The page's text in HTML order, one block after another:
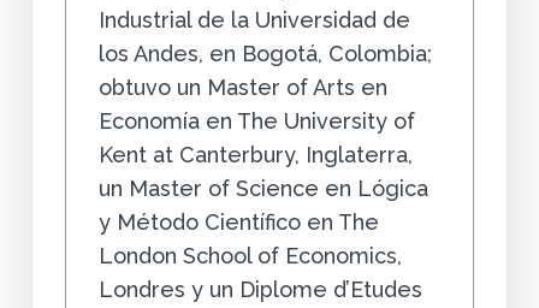
Industrial de la Universidad de
los Andes, en Bogotá, Colombia;
obtuvo un Master of Arts en
Economía en The University of
Kent at Canterbury, Inglaterra,
un Master of Science en Lógica
y Método Científico en The
London School of Economics,
Londres y un Diplome d’Etudes